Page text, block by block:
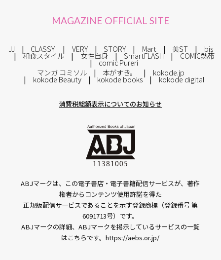
MAGAZINE OFFICIAL SITE
JJ CLASSY. VERY STORY Mart 美ST bis
和食スタイル 女性自身 SmartFLASH COMIC熱帯
comic Pureri
マンガ コミソル
本がすき。 kokode.jp
kokode Beauty kokode books kokode digital
消費税総額表示についてのお知らせ
ABJマークは、この電子書店・電子書籍配信サービスが、著作
権者からコンテンツ使用許諾を得た
正規版配信サービスであることを示す登録商標（登録番号 第
6091713号）です。
ABJマークの詳細、ABJマークを掲示しているサービスの一覧
はこちらです。https://aebs.or.jp/